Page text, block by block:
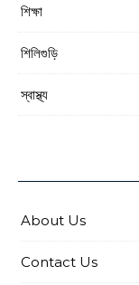
শিক্ষা
শিলিগুড়ি
স্বাস্থ্য
About Us
Contact Us